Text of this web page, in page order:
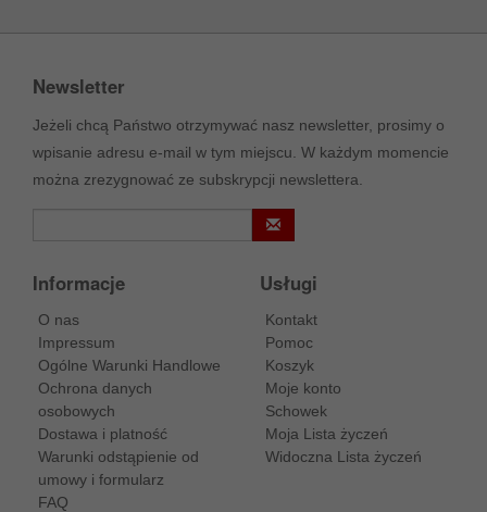
Newsletter
Jeżeli chcą Państwo otrzymywać nasz newsletter, prosimy o
wpisanie adresu e-mail w tym miejscu. W każdym momencie
można zrezygnować ze subskrypcji newslettera.
Informacje
O nas
Impressum
Ogólne Warunki Handlowe
Ochrona danych
osobowych
Dostawa i platność
Warunki odstąpienie od
umowy i formularz
FAQ
Usługi
Kontakt
Pomoc
Koszyk
Moje konto
Schowek
Moja Lista życzeń
Widoczna Lista życzeń